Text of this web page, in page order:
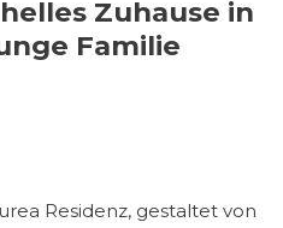
Zuhause in
Familie
Residenz, gestaltet von